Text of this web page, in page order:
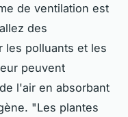
de ventilation est
des
les polluants et les
peuvent
l'air en absorbant
"Les plantes